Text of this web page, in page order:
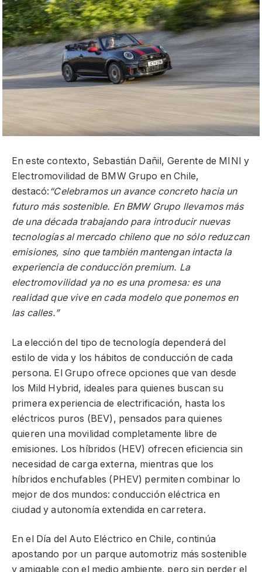
En este contexto, Sebastián Dañil, Gerente de MINI y
Electromovilidad de BMW Grupo en Chile,
destacó: “Celebramos un avance concreto hacia un
futuro más sostenible. En BMW Grupo llevamos más
de una década trabajando para introducir nuevas
tecnologías al mercado chileno que no sólo reduzcan
emisiones, sino que también mantengan intacta la
experiencia de conducción premium. La
electromovilidad ya no es una promesa: es una
realidad que vive en cada modelo que ponemos en
las calles.”
La elección del tipo de tecnología dependerá del
estilo de vida y los hábitos de conducción de cada
persona. El Grupo ofrece opciones que van desde
los Mild Hybrid, ideales para quienes buscan su
primera experiencia de electrificación, hasta los
eléctricos puros (BEV), pensados para quienes
quieren una movilidad completamente libre de
emisiones. Los híbridos (HEV) ofrecen eficiencia sin
necesidad de carga externa, mientras que los
híbridos enchufables (PHEV) permiten combinar lo
mejor de dos mundos: conducción eléctrica en
ciudad y autonomía extendida en carretera.
En el Día del Auto Eléctrico en Chile, continúa
apostando por un parque automotriz más sostenible
y amigable con el medio ambiente, pero sin perder el